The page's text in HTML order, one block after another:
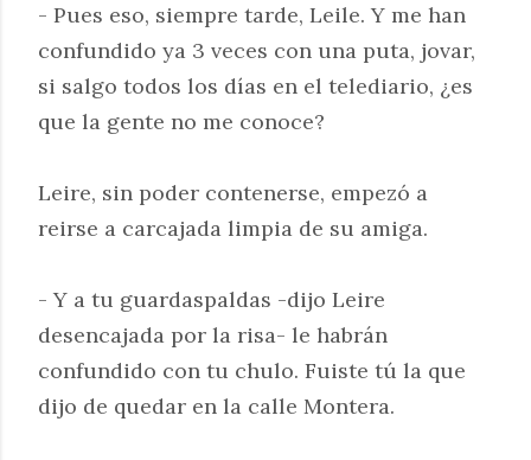
- Pues eso, siempre tarde, Leile. Y me han
confundido ya 3 veces con una puta, jovar,
si salgo todos los días en el telediario, ¿es
que la gente no me conoce?
Leire, sin poder contenerse, empezó a
reirse a carcajada limpia de su amiga.
- Y a tu guardaspaldas -dijo Leire
desencajada por la risa- le habrán
confundido con tu chulo. Fuiste tú la que
dijo de quedar en la calle Montera.